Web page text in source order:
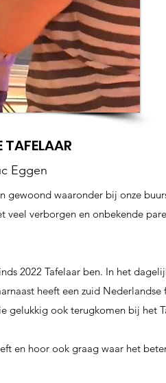
TAFELAAR
Eggen
gewoond waaronder bij onze
veel verborgen en onbekende
2022 Tafelaar ben. In het
heeft een zuid
gelukkig ook terugkomen bij het
en hoor ook graag waar het